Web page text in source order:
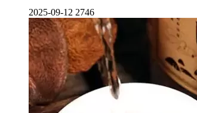
2025-09-12 2746